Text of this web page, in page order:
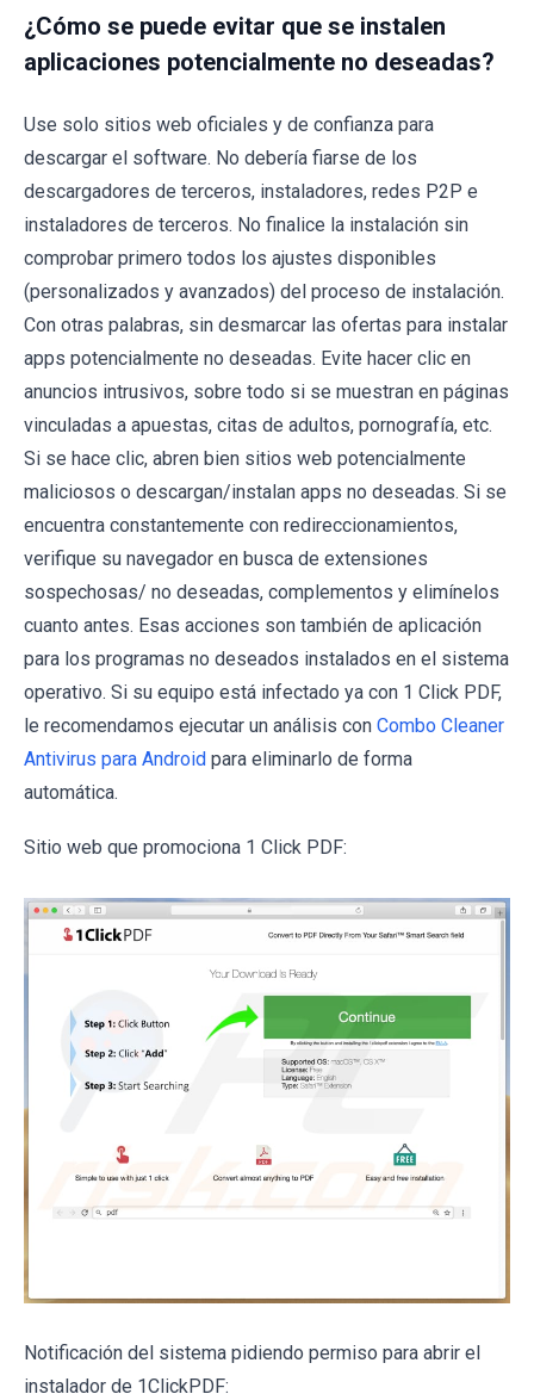
¿Cómo se puede evitar que se instalen
aplicaciones potencialmente no deseadas?
Use solo sitios web oficiales y de confianza para
descargar el software. No debería fiarse de los
descargadores de terceros, instaladores, redes P2P e
instaladores de terceros. No finalice la instalación sin
comprobar primero todos los ajustes disponibles
(personalizados y avanzados) del proceso de instalación.
Con otras palabras, sin desmarcar las ofertas para instalar
apps potencialmente no deseadas. Evite hacer clic en
anuncios intrusivos, sobre todo si se muestran en páginas
vinculadas a apuestas, citas de adultos, pornografía, etc.
Si se hace clic, abren bien sitios web potencialmente
maliciosos o descargan/instalan apps no deseadas. Si se
encuentra constantemente con redireccionamientos,
verifique su navegador en busca de extensiones
sospechosas/ no deseadas, complementos y elimínelos
cuanto antes. Esas acciones son también de aplicación
para los programas no deseados instalados en el sistema
operativo. Si su equipo está infectado ya con 1 Click PDF,
le recomendamos ejecutar un análisis con Combo Cleaner
Antivirus para Android para eliminarlo de forma
automática.
Sitio web que promociona 1 Click PDF:
Notificación del sistema pidiendo permiso para abrir el
instalador de 1ClickPDF: